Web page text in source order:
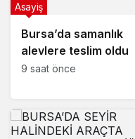
Bursa’da samanlık
alevlere teslim oldu
Asayiş
9 saat önce